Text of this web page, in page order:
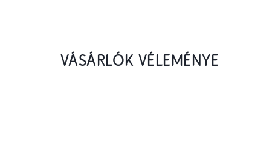
VÁSÁRLÓK VÉLEMÉNYE